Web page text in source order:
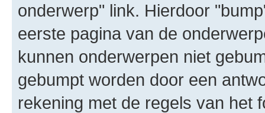
onderwerp" link. Hierdoor
eerste pagina van de
kunnen onderwerpen niet
gebumpt worden door een
rekening met de regels van het